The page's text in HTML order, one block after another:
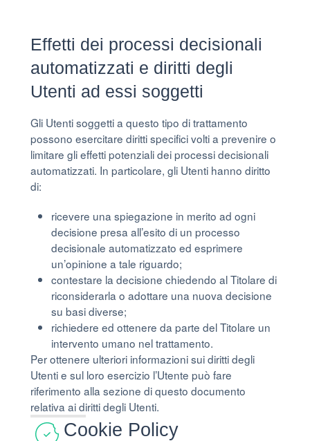
Effetti dei processi decisionali
automatizzati e diritti degli
Utenti ad essi soggetti
Gli Utenti soggetti a questo tipo di trattamento
possono esercitare diritti specifici volti a prevenire o
limitare gli effetti potenziali dei processi decisionali
automatizzati. In particolare, gli Utenti hanno diritto
di:
ricevere una spiegazione in merito ad ogni
decisione presa all’esito di un processo
decisionale automatizzato ed esprimere
un’opinione a tale riguardo;
contestare la decisione chiedendo al Titolare di
riconsiderarla o adottare una nuova decisione
su basi diverse;
richiedere ed ottenere da parte del Titolare un
intervento umano nel trattamento.
Per ottenere ulteriori informazioni sui diritti degli
Utenti e sul loro esercizio l’Utente può fare
riferimento alla sezione di questo documento
relativa ai diritti degli Utenti.
Cookie Policy